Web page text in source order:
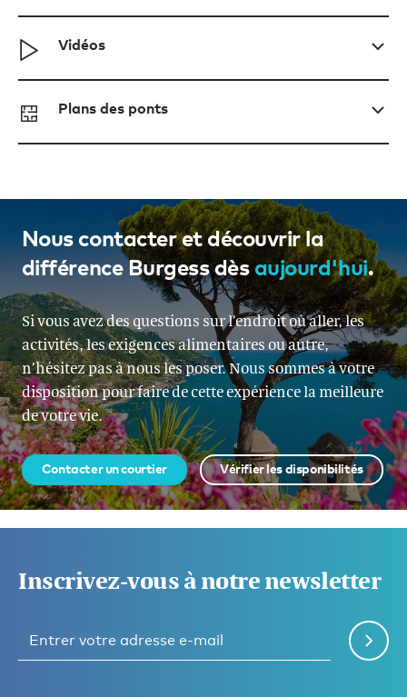
Vidéos
Plans des ponts
Nous contacter et découvrir la
différence Burgess dès aujourd'hui.
Si vous avez des questions sur l’endroit où aller, les
activités, les exigences alimentaires ou autre,
n’hésitez pas à nous les poser. Nous sommes à votre
disposition pour faire de cette expérience la meilleure
de votre vie.
Contacter un courtier Vérifier les disponibilités
Inscrivez-vous à notre newsletter